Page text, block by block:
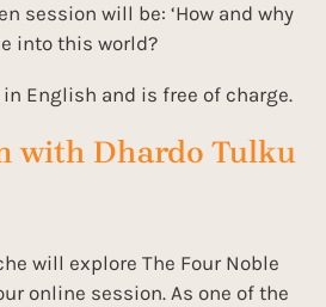
session will be: ‘How and why
into this world?
English and is free of charge.
with Dhardo Tulku
will explore The Four Noble
online session. As one of the